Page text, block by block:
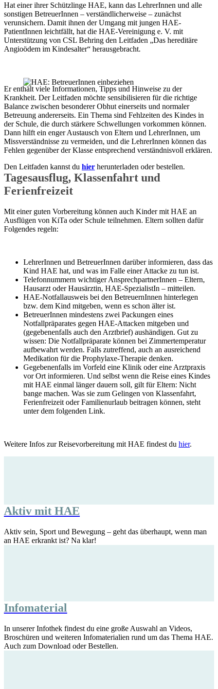
Hat einer ihrer Schützlinge HAE, kann das LehrerInnen und alle
sonstigen BetreuerInnen – verständlicherweise – zunächst
verunsichern. Damit ihnen der Umgang mit jungen HAE-
PatientInnen leichtfällt, hat die HAE-Vereinigung e. V. mit
Unterstützung von CSL Behring den Leitfaden „Das hereditäre
Angioödem im Kindesalter“ herausgebracht.
Er enthält viele Informationen, Tipps und Hinweise zu der
Krankheit. Der Leitfaden möchte sensibilisieren für die richtige
Balance zwischen besonderer Obhut einerseits und normaler
Betreuung andererseits. Ein Thema sind Fehlzeiten des Kindes in
der Schule, die durch stärkere Schwellungen vorkommen können.
Dann hilft ein enger Austausch von Eltern und LehrerInnen, um
Missverständnisse zu vermeiden, und die LehrerInnen können das
Fehlen gegenüber der Klasse entsprechend verständnisvoll erklären.
Den Leitfaden kannst du hier herunterladen oder bestellen.
Tagesausflug, Klassenfahrt und
Ferienfreizeit
Mit einer guten Vorbereitung können auch Kinder mit HAE an
Ausflügen von KiTa oder Schule teilnehmen. Eltern sollten dafür
Folgendes regeln:
LehrerInnen und BetreuerInnen darüber informieren, dass das
Kind HAE hat, und was im Falle einer Attacke zu tun ist.
Telefonnummern wichtiger AnsprechpartnerInnen – Eltern,
Hausarzt oder Hausärztin, HAE-SpezialistIn – mitteilen.
HAE-Notfallausweis bei den BetreuernInnen hinterlegen
bzw. dem Kind mitgeben, wenn es schon älter ist.
BetreuerInnen mindestens zwei Packungen eines
Notfallpräparates gegen HAE-Attacken mitgeben und
(gegebenenfalls auch den Arztbrief) aushändigen. Gut zu
wissen: Die Notfallpräparate können bei Zimmertemperatur
aufbewahrt werden. Falls zutreffend, auch an ausreichend
Medikation für die Prophylaxe-Therapie denken.
Gegebenenfalls im Vorfeld eine Klinik oder eine Arztpraxis
vor Ort informieren. Und selbst wenn die Reise eines Kindes
mit HAE einmal länger dauern soll, gilt für Eltern: Nicht
bange machen. Was sie zum Gelingen von Klassenfahrt,
Ferienfreizeit oder Familienurlaub beitragen können, steht
unter dem folgenden Link.
Weitere Infos zur Reisevorbereitung mit HAE findest du hier.
Aktiv mit HAE
Aktiv sein, Sport und Bewegung – geht das überhaupt, wenn man
an HAE erkrankt ist? Na klar!
Infomaterial
In unserer Infothek findest du eine große Auswahl an Videos,
Broschüren und weiteren Infomaterialien rund um das Thema HAE.
Auch zum Download oder Bestellen.